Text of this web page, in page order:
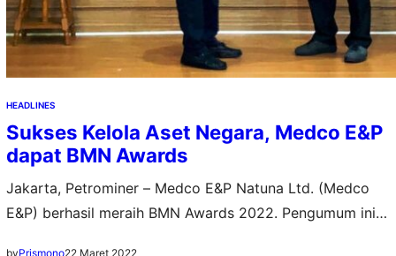
HEADLINES
Sukses Kelola Aset Negara, Medco E&P
dapat BMN Awards
Jakarta, Petrominer – Medco E&P Natuna Ltd. (Medco
E&P) berhasil meraih BMN Awards 2022. Pengumum ini
byPrismono22 Maret 2022